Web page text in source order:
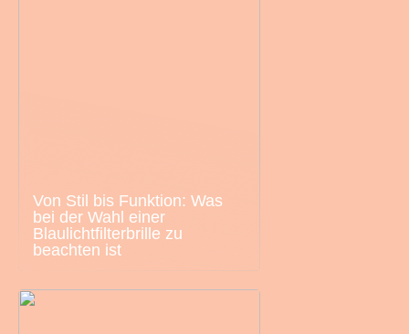
Von Stil bis Funktion: Was
bei der Wahl einer
Blaulichtfilterbrille zu
beachten ist